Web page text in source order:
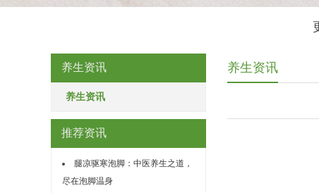
养生资讯
养生资讯
推荐资讯
腿凉驱寒泡脚：中医养生之道，
尽在泡脚温身
养生资讯